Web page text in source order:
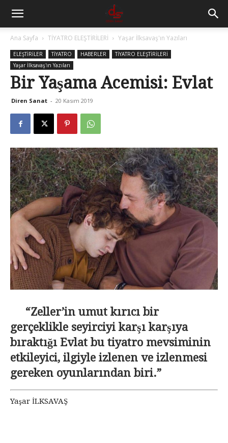
Ana Sayfa TİYATRO ELEŞTİRİLERİ Yaşar İlksavaş'ın Yazıları
ELEŞTİRİLER TİYATRO HABERLER
TİYATRO ELEŞTİRİLERİ
Yaşar İlksavaş'ın Yazıları
Bir Yaşama Acemisi: Evlat
Diren Sanat - 20 Kasım 2019
“Zeller’in umut kırıcı bir
gerçeklikle seyirciyi karşı karşıya
bıraktığı Evlat bu tiyatro mevsiminin
etkileyici, ilgiyle izlenen ve izlenmesi
gereken oyunlarından biri.”
Yaşar İLKSAVAŞ